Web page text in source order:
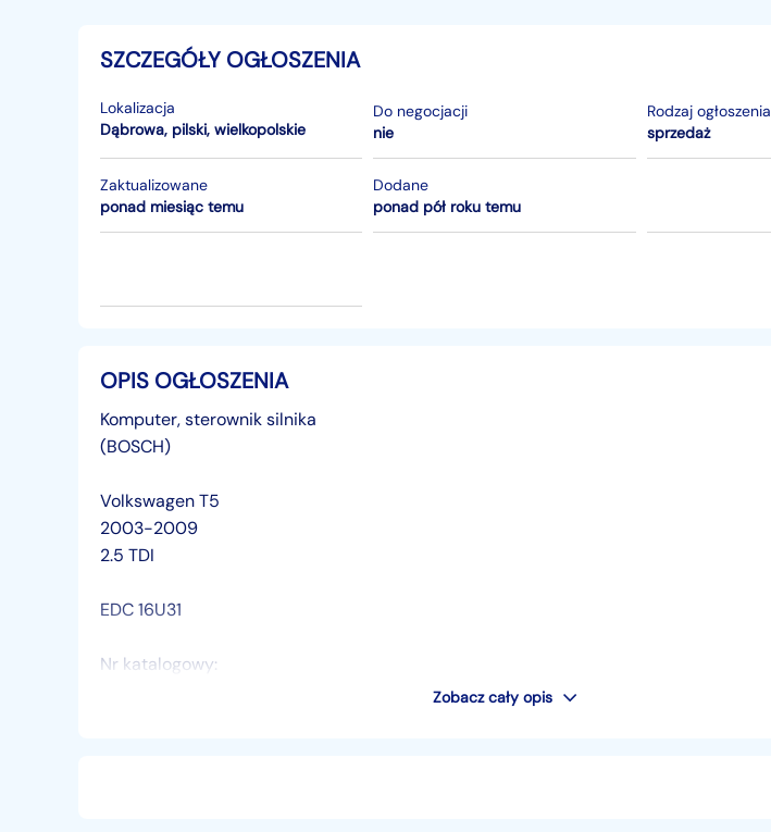
SZCZEGÓŁY OGŁOSZENIA
Lokalizacja
Dąbrowa, pilski, wielkopolskie
Do negocjacji
nie
Rodzaj ogłoszenia
sprzedaż
Zaktualizowane
ponad miesiąc temu
Dodane
ponad pół roku temu
OPIS OGŁOSZENIA
Komputer, sterownik silnika
(BOSCH)
Volkswagen T5
2003-2009
2.5 TDI
EDC 16U31
Nr katalogowy:
Zobacz cały opis